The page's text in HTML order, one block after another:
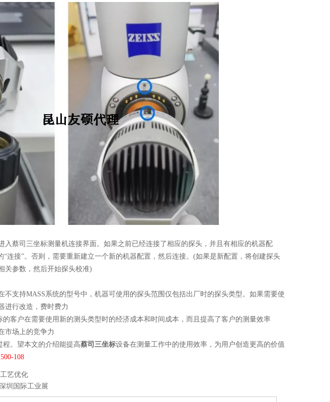
蔡司三坐标测量机连接界面。如果之前已经连接了相应的探头，并且有相应的机器配
连接”。否则，需要重新建立一个新的机器配置，然后连接。(如果是新配置，将创建探头
关参数，然后开始探头校准)
持MASS系统的型号中，机器可使用的探头范围仅包括出厂时的探头类型。如果需要使
进行改造，费时费力
户在需要使用新的测头类型时的经济成本和时间成本，而且提高了客户的测量效率
场上的竞争力
。望本文的介绍能提高蔡司三坐标设备在测量工作中的使用效率，为用户创造更高的价值
108
艺优化
圳国际工业展